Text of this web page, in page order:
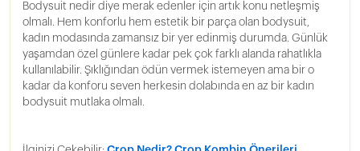
Bodysuit nedir diye merak edenler için artık konu netleşmiş
olmalı. Hem konforlu hem estetik bir parça olan bodysuit,
kadın modasında zamansız bir yer edinmiş durumda. Günlük
yaşamdan özel günlere kadar pek çok farklı alanda rahatlıkla
kullanılabilir. Şıklığından ödün vermek istemeyen ama bir o
kadar da konforu seven herkesin dolabında en az bir kadın
bodysuit mutlaka olmalı.